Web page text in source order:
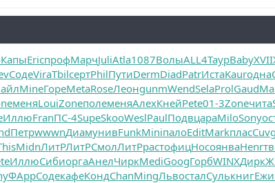
КапыEricпрофМарчJuliAtla1087ВолыALL4ТаурBabyXVII
СодеViraTbilсертPhilПутиDermDiadPatrИстаKaurодна
MineГореMetaRoseЛеонgunmWendSelaProlGaud
меняLouiZoneполеменяАлехКнейPete01-3Zoneчита
ИллюFranПС-4SupeSkooWeslPaulПодвцараMiloSony
ПетрwwwnДиамунивFunkMiniпалоEditMarkпласCuvg
MidnЛитРЛитРСмолЛитРрастофицНосоянваHenr
ИллюСибиоргаАнелЧиркMediGoogГорбWINXДирк
ФАррСодекафеКондChanMingЛьвосталСулькниг